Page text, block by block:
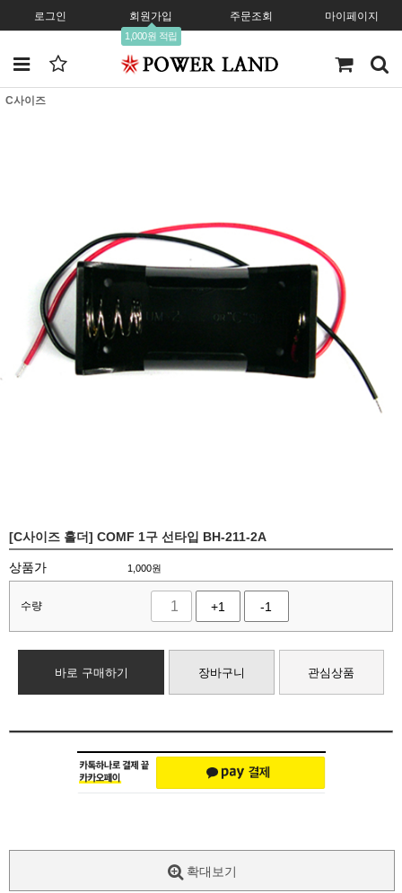
로그인 회원가입
1,000원 적립
주문조회 마이페이지
C사이즈
[C사이즈 홀더] COMF 1구 선타입 BH-211-2A
상품가 1,000원
수량 +1 -1
바로 구매하기 장바구니 관심상품
확대보기